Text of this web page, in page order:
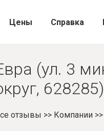
Цены Справка
(ул. 3
отзывы >> Компании>>